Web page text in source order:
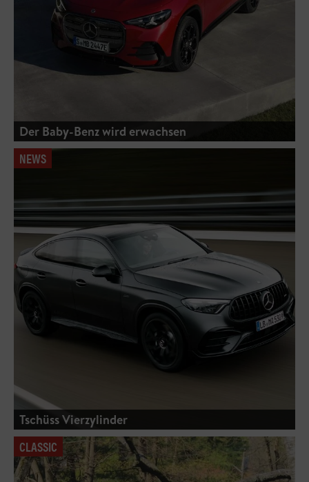
Der Baby-Benz wird erwachsen
NEWS
Tschüss Vierzylinder
CLASSIC